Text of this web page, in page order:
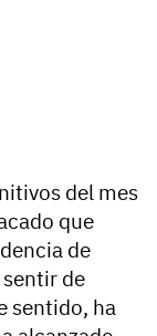
del mes
que
de
de
sentido, ha